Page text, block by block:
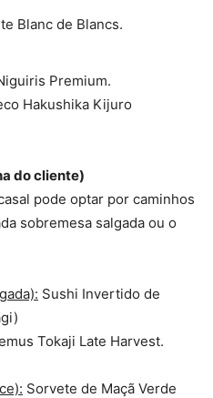
Blanc de Blancs.
Premium.
Hakushika Kijuro
do cliente)
pode optar por caminhos
sobremesa salgada ou o
Sushi Invertido de
Tokaji Late Harvest.
Sorvete de Maçã Verde